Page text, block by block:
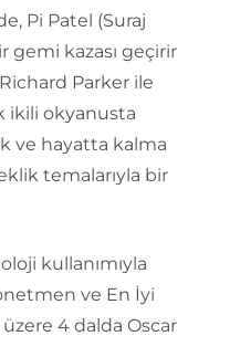
Pi Patel (Suraj
gemi kazası geçirir
Parker ile
ikili okyanusta
ve hayatta kalma
temalarıyla bir
kullanımıyla
ve En İyi
4 dalda Oscar